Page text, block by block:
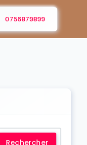
0756879899
Rechercher